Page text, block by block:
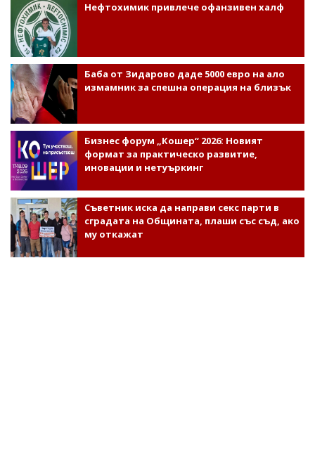
Нефтохимик привлече офанзивен халф
Баба от Зидарово даде 5000 евро на ало
измамник за спешна операция на близък
Бизнес форум „Кошер“ 2026: Новият
формат за практическо развитие,
иновации и нетуъркинг
Съветник иска да направи секс парти в
сградата на Общината, плаши със съд, ако
му откажат